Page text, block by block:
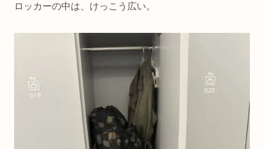
ロッカーの中は、けっこう広い。